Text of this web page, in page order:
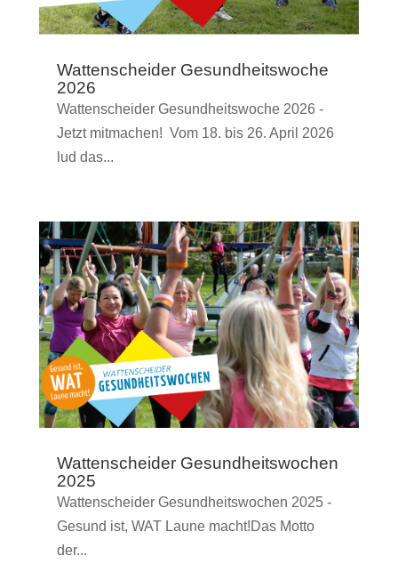
Wattenscheider Gesundheitswoche
2026
Wattenscheider Gesundheitswoche 2026 -
Jetzt mitmachen! Vom 18. bis 26. April 2026
lud das...
Wattenscheider Gesundheitswochen
2025
Wattenscheider Gesundheitswochen 2025 -
Gesund ist, WAT Laune macht!Das Motto
der...